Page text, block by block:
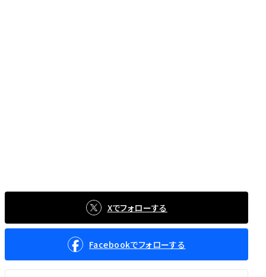
Xでフォローする
Facebookでフォローする